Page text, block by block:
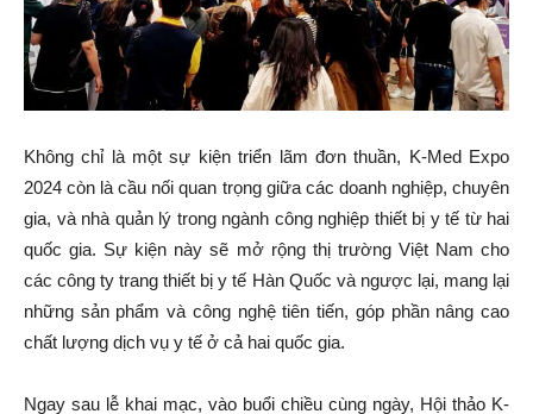
Không chỉ là một sự kiện triển lãm đơn thuần, K-Med Expo
2024 còn là cầu nối quan trọng giữa các doanh nghiệp, chuyên
gia, và nhà quản lý trong ngành công nghiệp thiết bị y tế từ hai
quốc gia. Sự kiện này sẽ mở rộng thị trường Việt Nam cho
các công ty trang thiết bị y tế Hàn Quốc và ngược lại, mang lại
những sản phẩm và công nghệ tiên tiến, góp phần nâng cao
chất lượng dịch vụ y tế ở cả hai quốc gia.
Ngay sau lễ khai mạc, vào buổi chiều cùng ngày, Hội thảo K-